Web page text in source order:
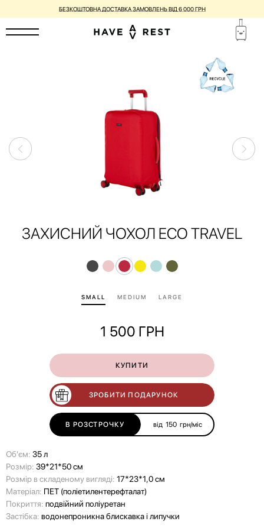
БЕЗКОШТОВНА ДОСТАВКА ЗАМОВЛЕНЬ ВІД 6 000 ГРН
ЗАХИСНИЙ ЧОХОЛ ECO TRAVEL
SMALL MEDIUM LARGE
1 500 ГРН
КУПИТИ
ЗРОБИТИ ПОДАРУНОК
В РОЗСТРОЧКУ від 150 грн/міс
Об'єм: 35 л
Розмір: 39*21*50 см
Розмір в складеному вигляді: 17*23*1,0 см
Матеріал: ПЕТ (поліетилентерефталат)
Покриття: подвійний поліуретан
Застібка: водонепроникна блискавка і липучки